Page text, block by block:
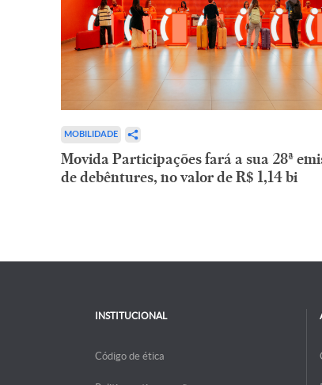
MOBILIDADE
Movida Participações fará a sua 28ª
de debêntures, no valor de R$ 1,14 bi
INSTITUCIONAL
Código de ética